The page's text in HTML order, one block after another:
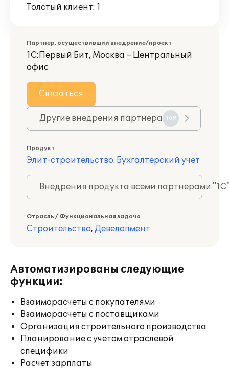
Толстый клиент: 1
Партнер, осуществивший внедрение/проект
1С:Первый Бит, Москва – Центральный
офис
Связаться
Другие внедрения партнера 169
Продукт
Элит-строительство. Бухгалтерский учет
Внедрения продукта всеми партнерами
Отрасль / Функциональная задача
Строительство, Девелопмент
Автоматизированы следующие
функции:
Взаиморасчеты с покупателями
Взаиморасчеты с поставщиками
Организация строительного производства
Планирование с учетом отраслевой
специфики
Расчет зарплаты